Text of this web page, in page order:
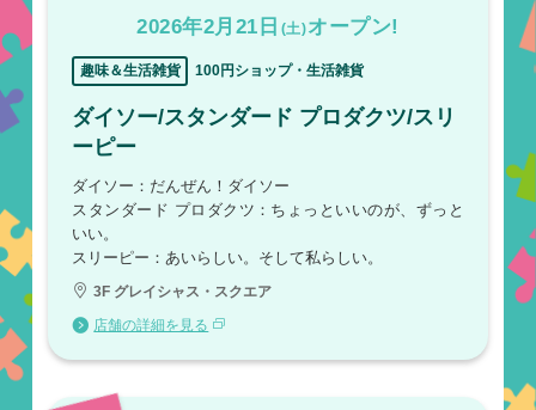
2026年2月21日 (土)オープン!
趣味＆生活雑貨 100円ショップ・生活雑貨
ダイソー/スタンダード プロダクツ/スリ
ーピー
ダイソー：だんぜん！ダイソー
スタンダード プロダクツ：ちょっといいのが、ずっと
いい。
スリーピー：あいらしい。そして私らしい。
3F グレイシャス・スクエア
店舗の詳細を見る